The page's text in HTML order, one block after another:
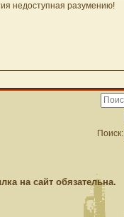
недоступная разумению!
Поиск:
на сайт обязательна.